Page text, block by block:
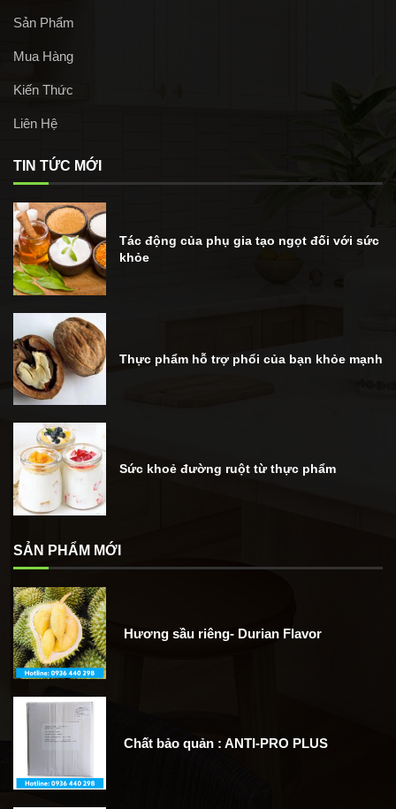
Sản Phẩm
Mua Hàng
Kiến Thức
Liên Hệ
TIN TỨC MỚI
Tác động của phụ gia tạo ngọt đối với sức
khỏe
Thực phẩm hỗ trợ phổi của bạn khỏe mạnh
Sức khoẻ đường ruột từ thực phẩm
SẢN PHẨM MỚI
Hương sầu riêng- Durian Flavor
Chất bảo quản : ANTI-PRO PLUS